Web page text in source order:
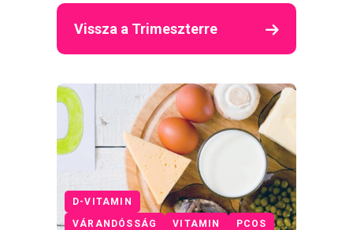
Vissza a Trimeszterre
VÁRANDÓSSÁG VITAMIN PCOS
D-VITAMIN